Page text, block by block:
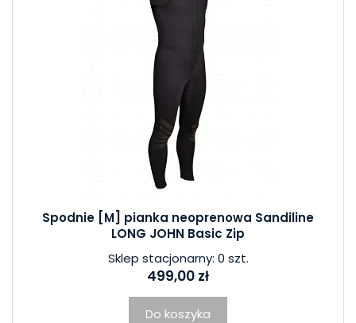
Spodnie [M] pianka neoprenowa Sandiline
LONG JOHN Basic Zip
Sklep stacjonarny: 0 szt.
499,00 zł
Do koszyka